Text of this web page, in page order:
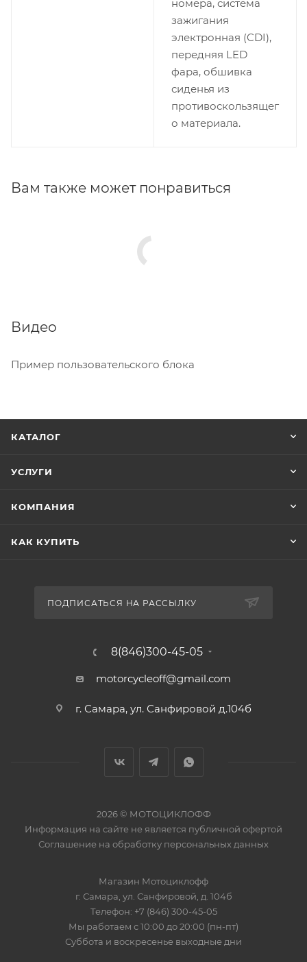
номера, система
зажигания
электронная (CDI),
передняя LED
фара, обшивка
сиденья из
противоскользящег
о материала.
Вам также может понравиться
Видео
Пример пользовательского блока
КАТАЛОГ
УСЛУГИ
КОМПАНИЯ
КАК КУПИТЬ
ПОДПИСАТЬСЯ НА РАССЫЛКУ
8(846)300-45-05
motorcycleoff@gmail.com
г. Самара, ул. Санфировой д.104б
2026 © МОТОЦИКЛОФФ
Информация на сайте не является публичной офертой
Соглашение на обработку персональных данных
Магазин Мотоциклофф
г. Самара, ул. Санфировой, д. 104б
Телефон: +7 (846) 300-45-05
Мы работаем с 10:00 до 20:00 (пн-пт)
Суббота и воскресенье выходные дни